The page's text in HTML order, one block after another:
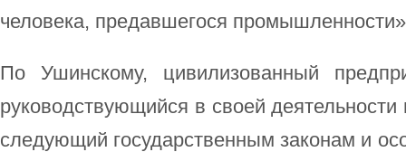
человека, предавшегося
По Ушинскому, цивилизованный
руководствующийся в своей
следующий государственным законам и